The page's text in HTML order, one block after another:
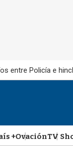
entre Policía e
+OvaciónTV